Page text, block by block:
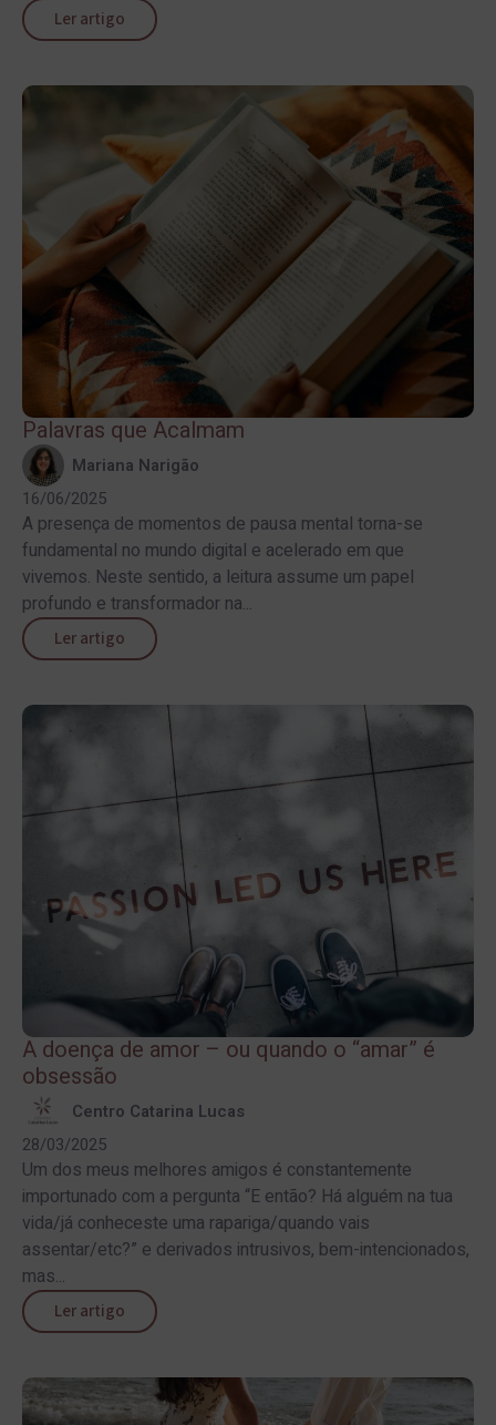
Ler artigo
Palavras que Acalmam
Mariana Narigão
16/06/2025
A presença de momentos de pausa mental torna-se
fundamental no mundo digital e acelerado em que
vivemos. Neste sentido, a leitura assume um papel
profundo e transformador na...
Ler artigo
A doença de amor – ou quando o “amar” é
obsessão
Centro Catarina Lucas
28/03/2025
Um dos meus melhores amigos é constantemente
importunado com a pergunta “E então? Há alguém na tua
vida/já conheceste uma rapariga/quando vais
assentar/etc?” e derivados intrusivos, bem-intencionados,
mas...
Ler artigo